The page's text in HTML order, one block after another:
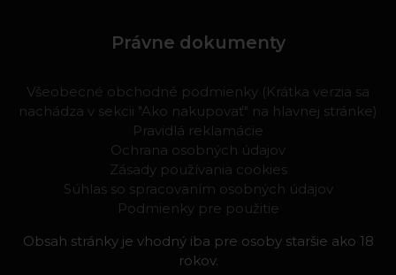
Právne dokumenty
Všeobecné obchodné podmienky (Krátka verzia sa
nachádza v sekcii "Ako nakupovať" na hlavnej stránke)
Pravidlá reklamácie
Ochrana osobných údajov
Zásady používania cookies
Súhlas so spracovaním osobných údajov
Podmienky pre použitie
Obsah stránky je vhodný iba pre osoby staršie ako 18
rokov.